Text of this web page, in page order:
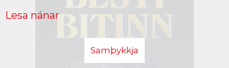
Lesa nánar
Samþykkja